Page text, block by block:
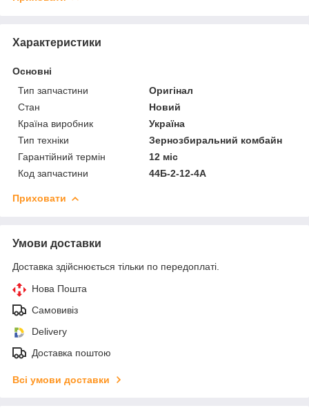
Характеристики
Основні
Тип запчастини
Оригінал
Стан
Новий
Країна виробник
Україна
Тип техніки
Зернозбиральний комбайн
Гарантійний термін
12 міс
Код запчастини
44Б-2-12-4А
Приховати
Умови доставки
Доставка здійснюється тільки по передоплаті.
Нова Пошта
Самовивіз
Delivery
Доставка поштою
Всі умови доставки